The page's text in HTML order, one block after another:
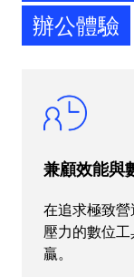
辦公體驗
兼顧效能與
在追求極致
壓力的數位
贏。